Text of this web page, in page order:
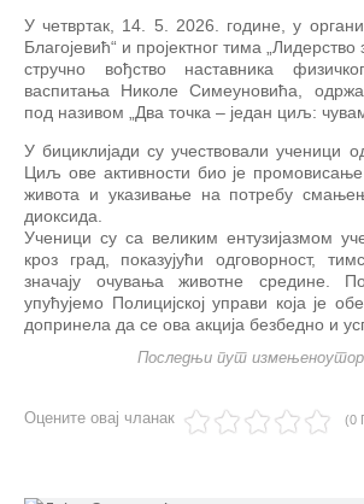
У четвртак, 14. 5. 2026. године, у
Благојевић“ и пројектног тима
стручно вођство наставника
васпитања Николе Симеуновића,
под називом „Два точка – један циљ:
У бициклијади су учествовали ученици
Циљ ове активности био је промовисање
живота и указивање на потребу
диоксида.
Ученици су са великим ентузијазмом
кроз град, показујући одговорност,
значају очувања животне средине.
упућујемо Полицијској управи која је
допринела да се ова акција безбедно и
Последњи пут
Оцените овај чланак (0